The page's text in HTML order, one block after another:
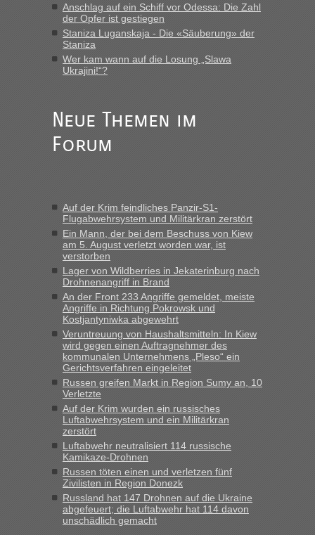
Recht, Visa und Dokumente • Re: Deklaration
gebrauchter Kleidung beim Zoll
„Vielen Dank, mit einem Briefchen meiner Frau im Gepäck
gab es keine Probleme“
fast 11 Milliarden aufgedeckt
„Am besten wäre natürlich, wenn die Frau mit dabei ist.
Alleinreisende Männer stehen schließlich immer unter
Milliarden aufgedeckt
„Kein Zoll. Du musst an sich nur sagen dass das privat ist
und du nicht damit handeln willst. So lange das nicht
Originalverpackt ist und ersichlich das nicht neu sollte es
keine Probleme geben“
Recht, Visa und Dokumente • Deklaration
gebrauchter Kleidung beim Zoll
„Hallo Leute, ich weiß nicht, ob ich hier richtig bin mit meiner
Anfrage. Ich möchte 4 Umzugskartons mit gebrauchter
Straßen Kleidung bei der Einreise in die Ukraine
mitnehmen. Es ist gebrauchte Kleidung...“
Berichte und Reisetipps • Re: An welchem
Grenzübergang zwischen Polen und der Ukraine geht es am
schnellsten?
„Wir sind mit unserem Wohnmobil, wie geplant am Montag
15.6. in Krakovets rüber. Sehr zeitig los gegen 5 Uhr in der
Früh. Mit sehr sehr wenig Verkehr, super bis zur Grenze. Nur
8 PKW vor der Schranke....“
Berichte und Reisetipps • Re: An welchem
Grenzübergang zwischen Polen und der Ukraine geht es am
Anschlag auf ein Schiff vor Odessa: Die Zahl
der Opfer ist gestiegen
Staniza Luganskaja - Die «Säuberung» der
Staniza
Wer kam wann auf die Losung „Slawa
Ukrajini!“?
Neue Themen im
Forum
Auf der Krim feindliches Panzir-S1-
Flugabwehrsystem und Militärkran zerstört
Ein Mann, der bei dem Beschuss von Kiew
am 5. August verletzt worden war, ist
verstorben
Lager von Wildberries in Jekaterinburg nach
Drohnenangriff in Brand
An der Front 233 Angriffe gemeldet, meiste
Angriffe in Richtung Pokrowsk und
Kostjantyniwka abgewehrt
Veruntreuung von Haushaltsmitteln: In Kiew
wird gegen einen Auftragnehmer des
kommunalen Unternehmens „Pleso“ ein
Gerichtsverfahren eingeleitet
Russen greifen Markt in Region Sumy an, 10
Verletzte
Auf der Krim wurden ein russisches
Luftabwehrsystem und ein Militärkran
zerstört
Luftabwehr neutralisiert 114 russische
Kamikaze-Drohnen
Russen töten einen und verletzen fünf
Zivilisten in Region Donezk
Russland hat 147 Drohnen auf die Ukraine
abgefeuert; die Luftabwehr hat 114 davon
unschädlich gemacht